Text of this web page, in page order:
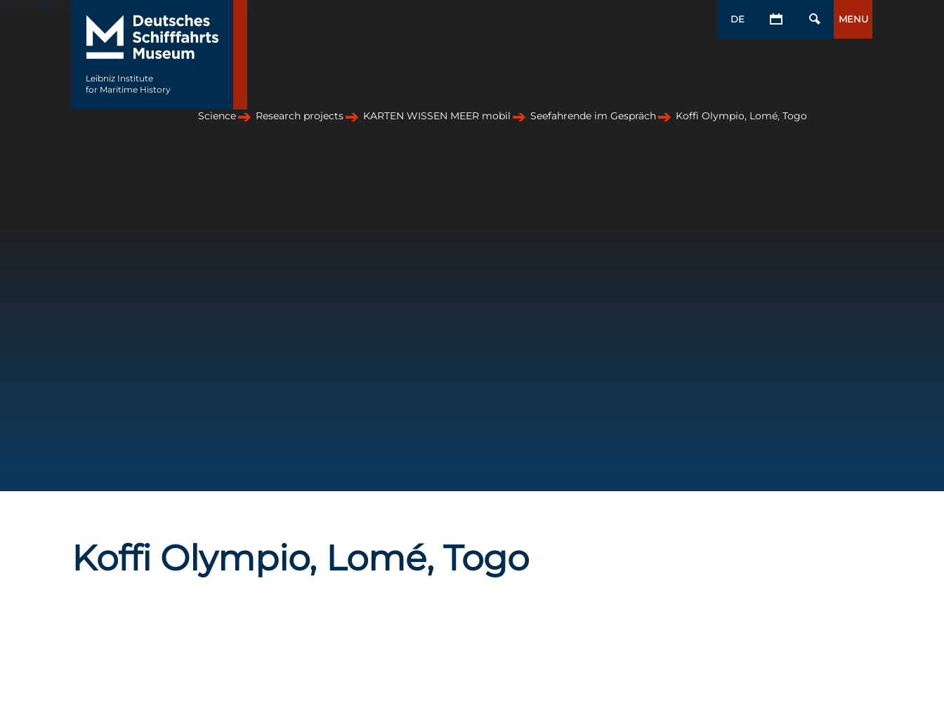
Leibniz Institute
for Maritime History
DE MENU
Teaser Image fehlt (Seiteneigenschaften->Reiter »Seiteneistellungen«)
Science Research projects KARTEN WISSEN MEER mobil Seefahrende im Gespräch Koffi Olympio, Lomé, Togo
Koffi Olympio, Lomé, Togo